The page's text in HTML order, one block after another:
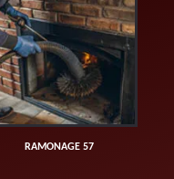
RAMONAGE 57